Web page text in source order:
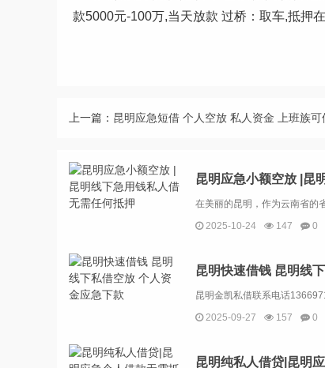
款5000元-100万,当天放款 过桥：取车,抵押
上一篇： 昆明应急短借 个人空放 私人资金 上班族
昆明应急小额空放 |昆
2025-10-24
147 0
昆明快速借钱 昆明线
2025-09-27
157 0
昆明纯私人借贷|昆明